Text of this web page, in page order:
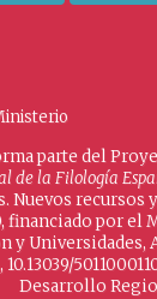
parte del
de la Filología
Nuevos recursos
financiado por el
y Universidades,
Desarrollo